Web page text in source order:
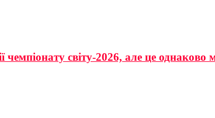
чемпіонату світу-2026, але це